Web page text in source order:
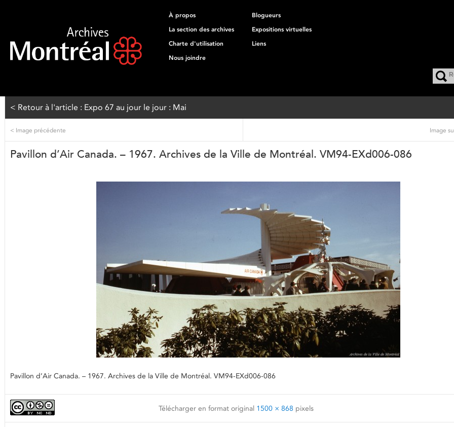
À propos
Blogueurs
La section des archives
Expositions virtuelles
Charte d'utilisation
Liens
Nous joindre
< Retour à l'article : Expo 67 au jour le jour : Mai
< Image précédente Image
Pavillon d’Air Canada. – 1967. Archives de la Ville de Montréal. VM94-EXd006-086
Pavillon d’Air Canada. – 1967. Archives de la Ville de Montréal. VM94-EXd006-086
Télécharger en format original 1500 × 868 pixels